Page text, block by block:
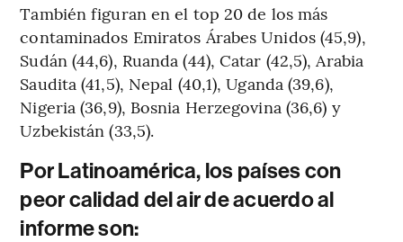
También figuran en el top 20 de los más
contaminados Emiratos Árabes Unidos (45,9),
Sudán (44,6), Ruanda (44), Catar (42,5), Arabia
Saudita (41,5), Nepal (40,1), Uganda (39,6),
Nigeria (36,9), Bosnia Herzegovina (36,6) y
Uzbekistán (33,5).
Por Latinoamérica, los países con
peor calidad del air de acuerdo al
informe son: